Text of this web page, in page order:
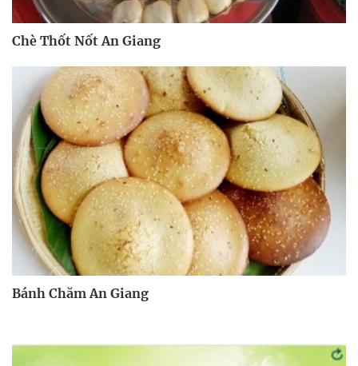
Chè Thốt Nốt An Giang
Bánh Chăm An Giang